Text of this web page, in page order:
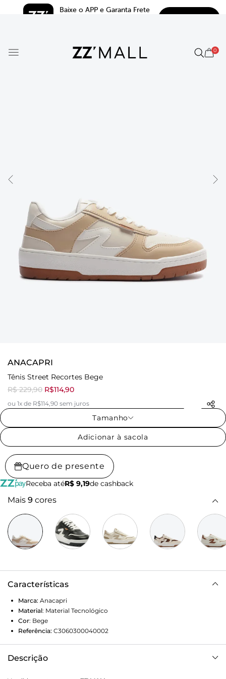
Baixe o APP e Garanta Frete
0
ANACAPRI
Tênis Street Recortes Bege
R$ 229,90 R$114,90
ou 1x de R$114,90 sem juros
Tamanho
Adicionar à sacola
Quero de presente
Receba atéR$ 9,19de cashback
Mais 9 cores
Características
Marca: Anacapri
Material: Material Tecnológico
Cor: Bege
Referência: C3060300040002
Descrição